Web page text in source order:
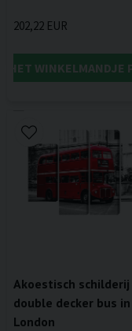
202,22 EUR
HET WINKELMANDJE
Akoestisch schilderij
double decker bus in
London